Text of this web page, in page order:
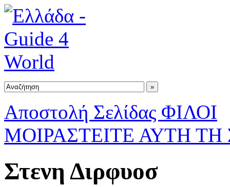
Αποστολή Σελίδας ΦΙΛΟΙ
ΜΟΙΡΑΣΤΕΙΤΕ ΑΥΤΗ ΤΗ
Στενη Διρφυοσ